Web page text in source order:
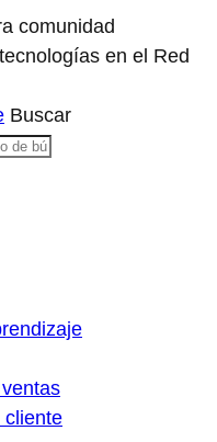
comunidad
en el Red
Buscar
cliente